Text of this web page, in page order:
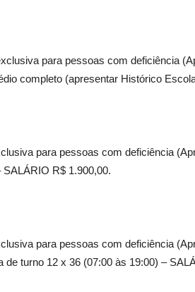
para pessoas com deficiência
completo (apresentar Histórico
para pessoas com deficiência
SALÁRIO R$ 1.900,00.
para pessoas com deficiência
de turno 12 x 36 (07:00 às 19:00) –